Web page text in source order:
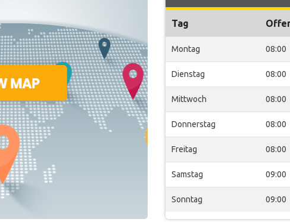
Tag
Montag 08:00
Dienstag 08:00
Mittwoch 08:00
Donnerstag 08:00
Freitag 08:00
Samstag 09:00
Sonntag 09:00